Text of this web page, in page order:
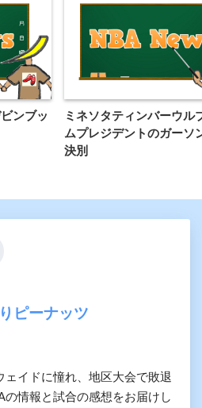
ンブッ
ミネソタティンバーウル
ムプレジデントのガーソ
決別
ピーナッツ
ェイドに憧れ、地区大会で敗退
の情報と試合の感想をお届けし